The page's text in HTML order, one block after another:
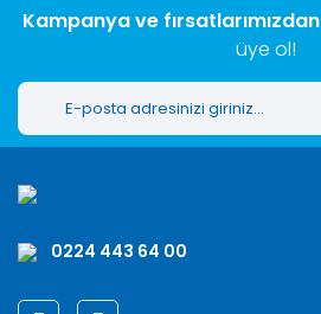
Kampanya ve fırsatlarımızdan
üye ol!
0224 443 64 00